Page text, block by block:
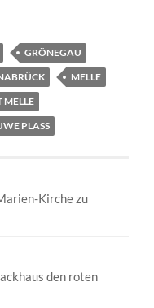
GRÖNEGAU
MELLE
MELLE
PLASS
Kirche zu
den roten